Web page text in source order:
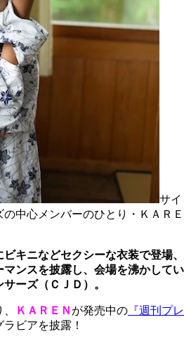
サイ
中心メンバーのひとり・ＫＡＲＥ
キニなどセクシーな衣装で登場、
ンスを披露し、会場を沸かしてい
ーズ（ＣＪＤ）。
ＫＡＲＥＮ が発売中の 『週刊プレ
ラビアを披露！